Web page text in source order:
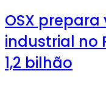
OSX
industrial no
1,2 bilhão